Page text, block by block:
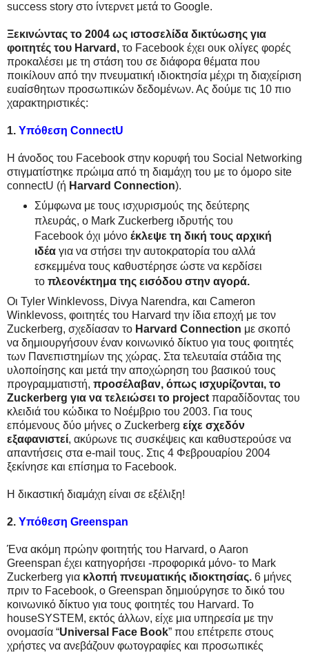
success story στο ίντερνετ μετά το Google.
Ξεκινώντας το 2004 ως ιστοσελίδα δικτύωσης για
φοιτητές του Harvard, το Facebook έχει ουκ ολίγες φορές
προκαλέσει με τη στάση του σε διάφορα θέματα που
ποικίλουν από την πνευματική ιδιοκτησία μέχρι τη διαχείριση
ευαίσθητων προσωπικών δεδομένων. Ας δούμε τις 10 πιο
χαρακτηριστικές:
1. Υπόθεση ConnectU
Η άνοδος του Facebook στην κορυφή του Social Networking
στιγματίστηκε πρώιμα από τη διαμάχη του με το όμορο site
connectU (ή Harvard Connection).
Σύμφωνα με τους ισχυρισμούς της δεύτερης
πλευράς, ο Mark Zuckerberg ιδρυτής του
Facebook όχι μόνο έκλεψε τη δική τους αρχική
ιδέα για να στήσει την αυτοκρατορία του αλλά
εσκεμμένα τους καθυστέρησε ώστε να κερδίσει
το πλεονέκτημα της εισόδου στην αγορά.
Οι Tyler Winklevoss, Divya Narendra, και Cameron
Winklevoss, φοιτητές του Harvard την ίδια εποχή με τον
Zuckerberg, σχεδίασαν το Harvard Connection με σκοπό
να δημιουργήσουν έναν κοινωνικό δίκτυο για τους φοιτητές
των Πανεπιστημίων της χώρας. Στα τελευταία στάδια της
υλοποίησης και μετά την αποχώρηση του βασικού τους
προγραμματιστή, προσέλαβαν, όπως ισχυρίζονται, το
Zuckerberg για να τελειώσει το project παραδίδοντας του
κλειδιά του κώδικα το Νοέμβριο του 2003. Για τους
επόμενους δύο μήνες ο Zuckerberg είχε σχεδόν
εξαφανιστεί, ακύρωνε τις συσκέψεις και καθυστερούσε να
απαντήσεις στα e-mail τους. Στις 4 Φεβρουαρίου 2004
ξεκίνησε και επίσημα το Facebook.
Η δικαστική διαμάχη είναι σε εξέλιξη!
2. Υπόθεση Greenspan
Ένα ακόμη πρώην φοιτητής του Harvard, ο Aaron
Greenspan έχει κατηγορήσει -προφορικά μόνο- το Mark
Zuckerberg για κλοπή πνευματικής ιδιοκτησίας. 6 μήνες
πριν το Facebook, ο Greenspan δημιούργησε το δικό του
κοινωνικό δίκτυο για τους φοιτητές του Harvard. Το
houseSYSTEM, εκτός άλλων, είχε μια υπηρεσία με την
ονομασία “Universal Face Book” που επέτρεπε στους
χρήστες να ανεβάζουν φωτογραφίες και προσωπικές